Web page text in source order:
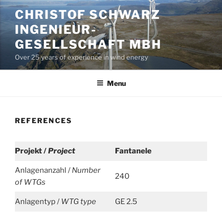
Skip
content
CHRISTOF SCHWARZ
INGENIEUR-
GESELLSCHAFT MBH
Over 25 years of experience in wind energy
Menu
REFERENCES
Projekt /Project Fantanele
Anlagenanzahl / Number
of WTGs
240
Anlagentyp / WTG type GE 2.5